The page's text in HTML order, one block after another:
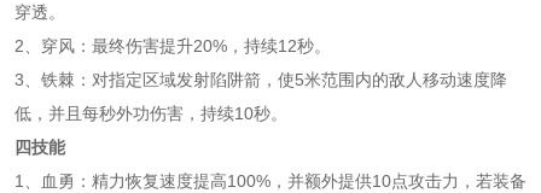
穿透。
2、穿风：最终伤害提升20%，持续12秒。
3、铁棘：对指定区域发射陷阱箭，使5米范围内的敌人移动速度降
低，并且每秒外功伤害，持续10秒。
四技能
1、血勇：精力恢复速度提高100%，并额外提供10点攻击力，若装备